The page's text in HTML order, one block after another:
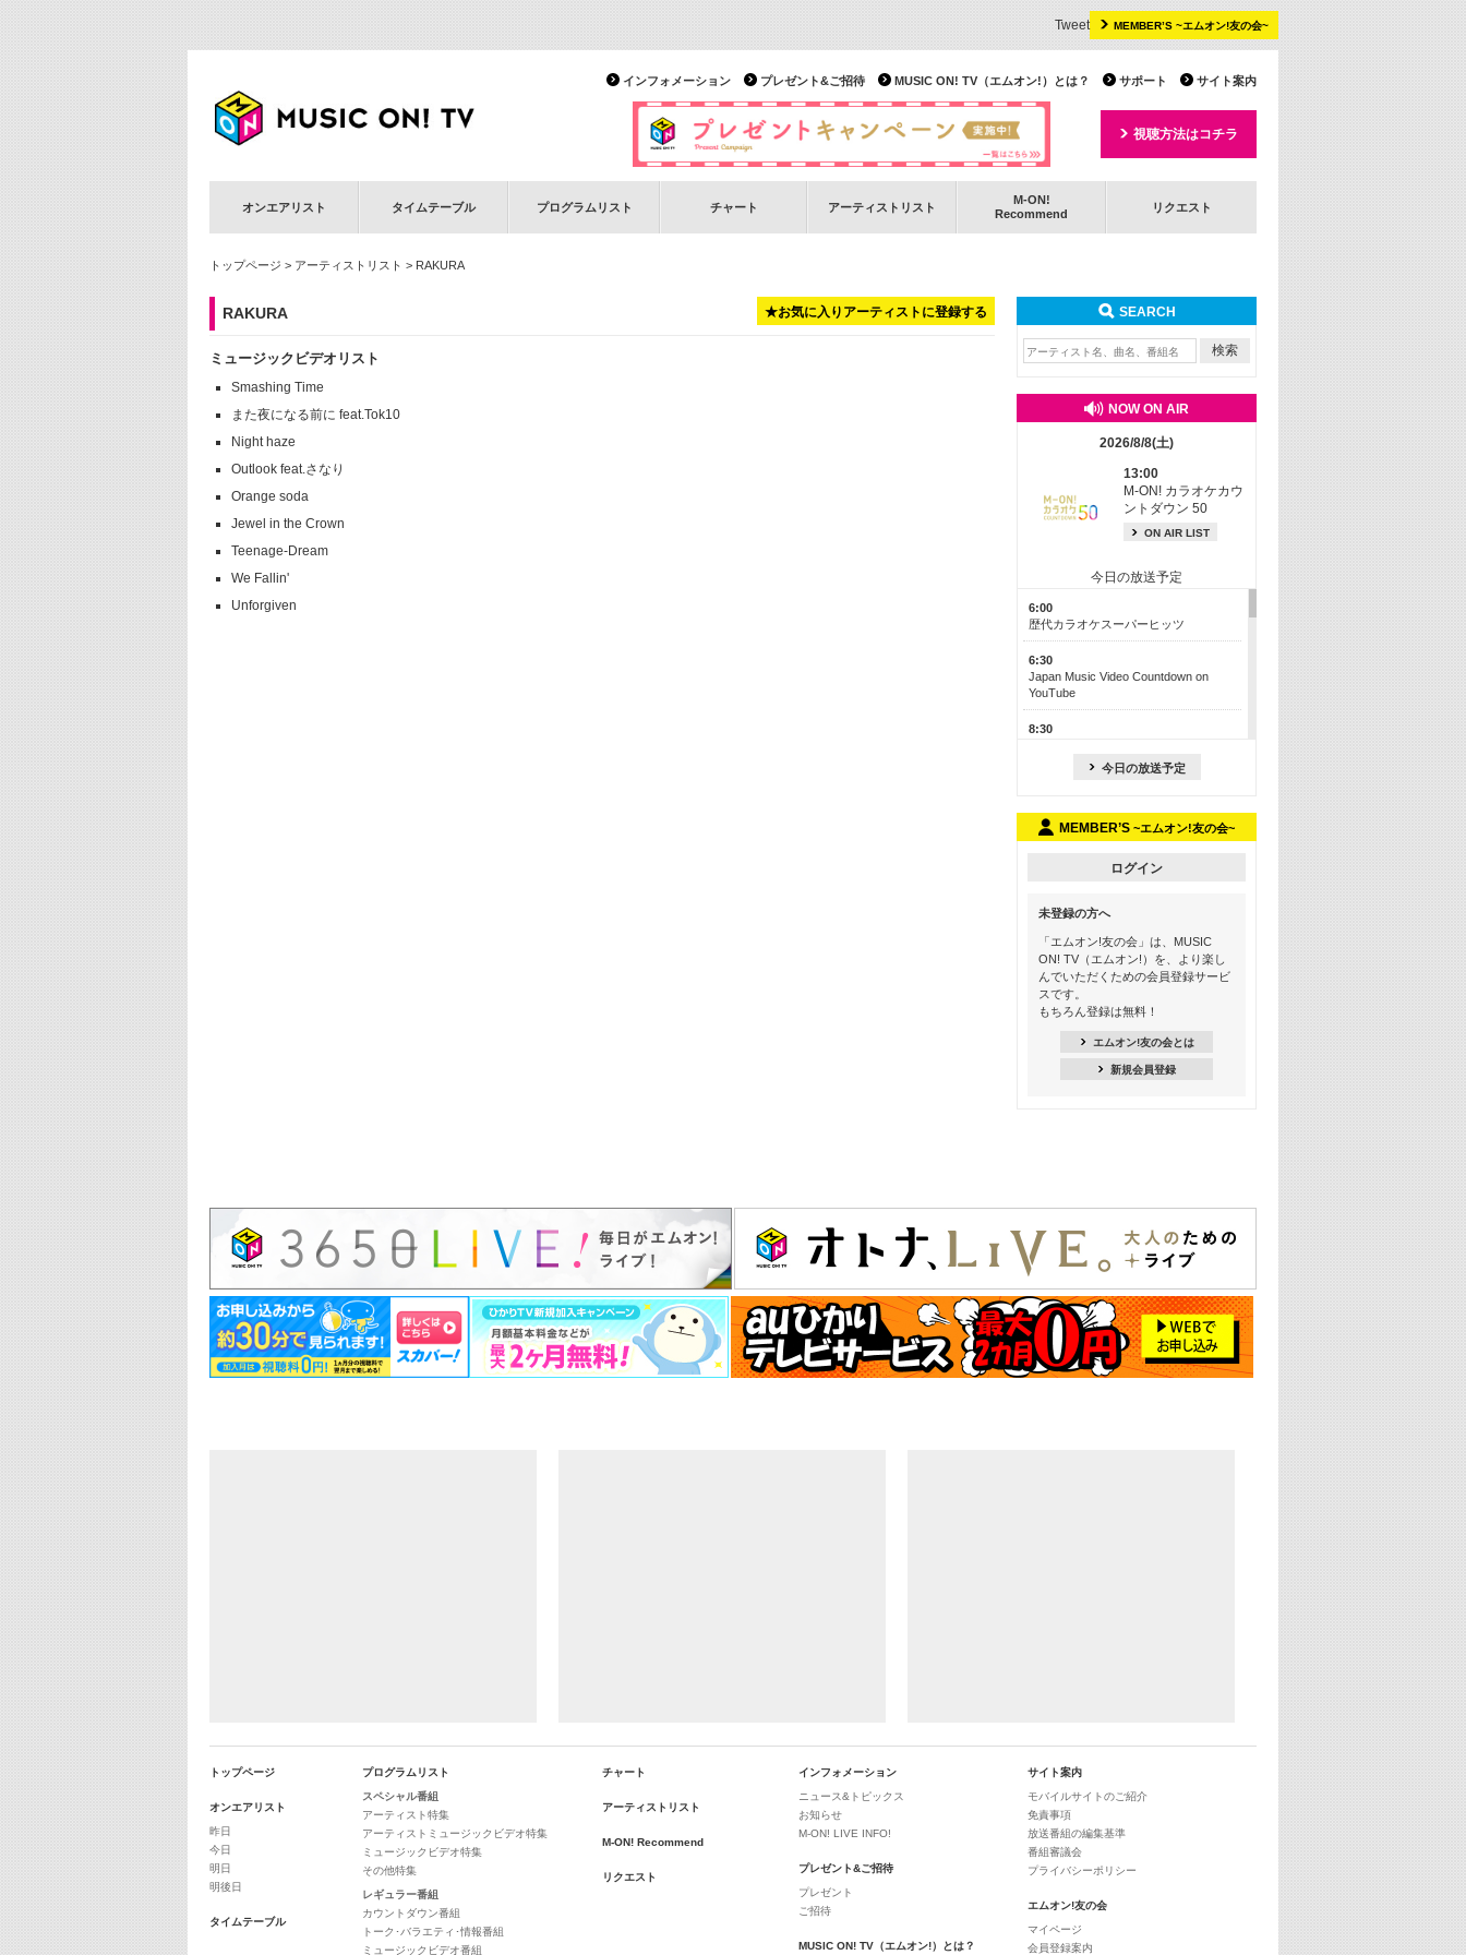
MEMBER’S ~エムオン!友の会~
Tweet
サイト案内
サポート
MUSIC ON! TV（エムオン!）とは？
プレゼント&ご招待
インフォメーション
視聴方法はコチラ
オンエアリスト タイムテーブル プログラムリスト チャート アーティストリスト
M-ON!
Recommend
リクエスト
トップページ > アーティストリスト > RAKURA
★お気に入りアーティストに登録する
RAKURA
ミュージックビデオリスト
Smashing Time
また夜になる前に feat.Tok10
Night haze
Outlook feat.さなり
Orange soda
Jewel in the Crown
Teenage-Dream
We Fallin'
Unforgiven
SEARCH
NOW ON AIR
2026/8/8(土)
13:00
M-ON! カラオケカウ
ントダウン 50
ON AIR LIST
今日の放送予定
6:00
歴代カラオケスーパーヒッツ
6:30
Japan Music Video Countdown on
YouTube
8:30
M-ON! カラオケカウントダウン 50
Official髭男dism特集
よりぬき! この夏聴きたい! サマーソン
グメドレー【歌詞入り】
21:00
季節を感じよう! シーズンソング特集
-8月編-【歌詞入り】
ージックビデオ特集
24:00
K-POP 第3世代特集
K-POP 第4世代特集
25:00
あのころヒッツ! 一挙5時間！
2021→2025年
今日の放送予定
MEMBER’S ~エムオン!友の会~
ログイン
未登録の方へ
「エムオン!友の会」は、MUSIC
ON! TV（エムオン!）を、より楽し
んでいただくための会員登録サービ
スです。
もちろん登録は無料！
エムオン!友の会とは
新規会員登録
トップページ
オンエアリスト
昨日
今日
明日
明後日
タイムテーブル
プログラムリスト
スペシャル番組
アーティスト特集
アーティストミュージックビデオ特集
ミュージックビデオ特集
その他特集
レギュラー番組
カウントダウン番組
トーク･バラエティ･情報番組
ミュージックビデオ番組
チャート
アーティストリスト
M-ON! Recommend
リクエスト
インフォメーション
ニュース&トピックス
お知らせ
M-ON! LIVE INFO!
プレゼント&ご招待
プレゼント
ご招待
MUSIC ON! TV（エムオン!）とは？
サイト案内
モバイルサイトのご紹介
免責事項
放送番組の編集基準
番組審議会
プライバシーポリシー
エムオン!友の会
マイページ
会員登録案内